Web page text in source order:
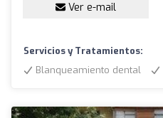
Ver e-mail
Servicios y Tratamientos:
Blanqueamiento dental